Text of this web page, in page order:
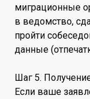
миграционные
в ведомство,
пройти
данные
Шаг 5.
Если ваше